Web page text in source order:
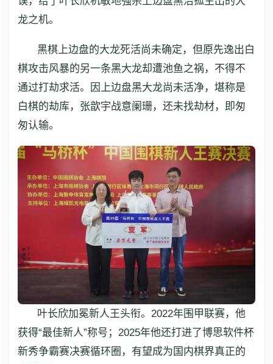
龙之机。
黑棋上边盘的大龙死活尚未确定，但原先逸出白
棋攻击风暴的另一条黑大龙却遭池鱼之祸，不得不
通过打劫求活。因上边盘黑大龙尚未活净，堪称是
白棋的劫库，张歆宇战意阑珊，还未找劫材，即匆
匆认输。
叶长欣加冕新人王头衔。2022年围甲联赛，他
获得“最佳新人”称号；2025年他还打进了博思软件杯
新秀争霸赛决赛循环圈，有望成为国内棋界真正的